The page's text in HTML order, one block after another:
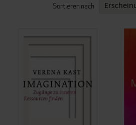
Sortieren nach